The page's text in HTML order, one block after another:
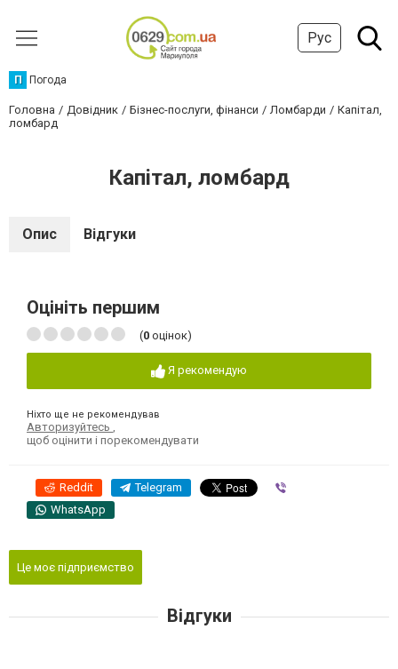
Рус
П Погода
Головна Довідник Бізнес-послуги, фінанси Ломбарди
Капiтал,
ломбард
Капiтал, ломбард
Опис Відгуки
Оцініть першим
(0 оцінок)
Я рекомендую
Ніхто ще не рекомендував
Авторизуйтесь
щоб оцінити і порекомендувати
Reddit Telegram
WhatsApp
Це моє підприємство
Відгуки